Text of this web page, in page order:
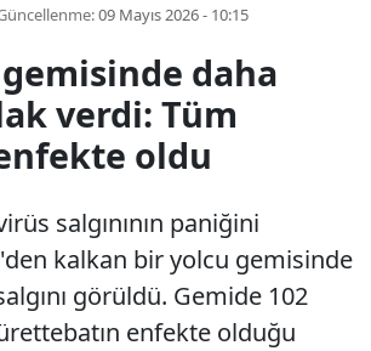
09 Mayıs 2026 - 10:15
daha
verdi: Tüm
oldu
salgınının paniğini
kalkan bir yolcu gemisinde
görüldü. Gemide 102
enfekte olduğu